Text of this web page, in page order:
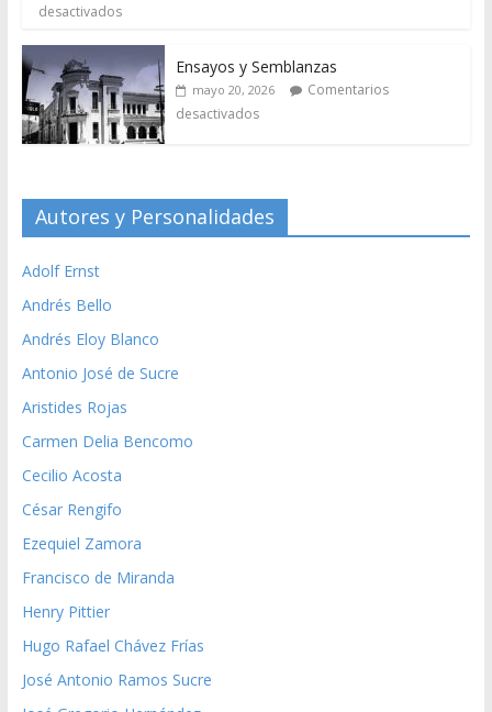
desactivados
Ensayos y Semblanzas
mayo 20, 2026
Comentarios
desactivados
Autores y Personalidades
Adolf Ernst
Andrés Bello
Andrés Eloy Blanco
Antonio José de Sucre
Aristides Rojas
Carmen Delia Bencomo
Cecilio Acosta
César Rengifo
Ezequiel Zamora
Francisco de Miranda
Henry Pittier
Hugo Rafael Chávez Frías
José Antonio Ramos Sucre